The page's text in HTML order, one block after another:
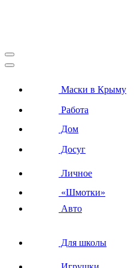
Маски в Крыму
Работа
Дом
Досуг
Личное
«Шмотки»
Авто
Для школы